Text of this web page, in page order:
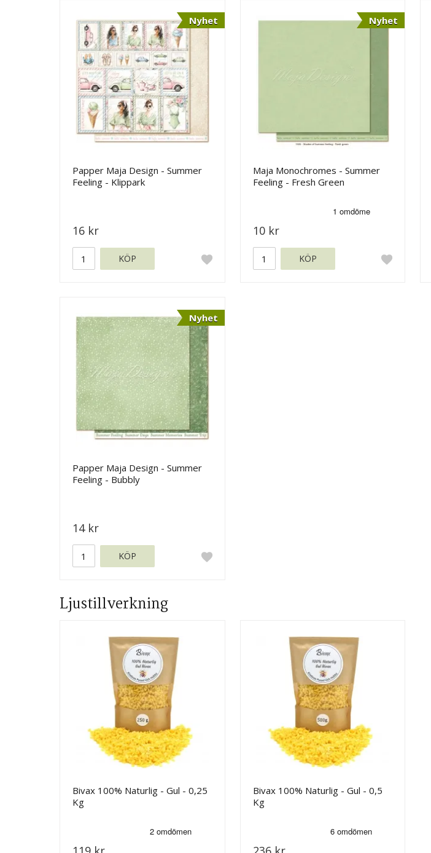
Nyhet
Papper Maja Design - Summer
Feeling - Klippark
16 kr
KÖP
Nyhet
Maja Monochromes - Summer
Feeling - Fresh Green
10 kr
KÖP
Nyhet
Papper Maja Design - Summer
Feeling - Bubbly
14 kr
KÖP
Ljustillverkning
Bivax 100% Naturlig - Gul - 0,25
Kg
Bivax 100% Naturlig - Gul - 0,5
Kg